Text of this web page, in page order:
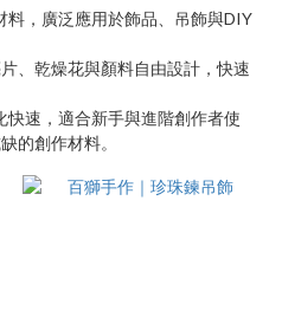
，廣泛應用於飾品、吊飾與DIY
、乾燥花與顏料自由設計，快速
速，適合新手與進階創作者使
的創作材料。